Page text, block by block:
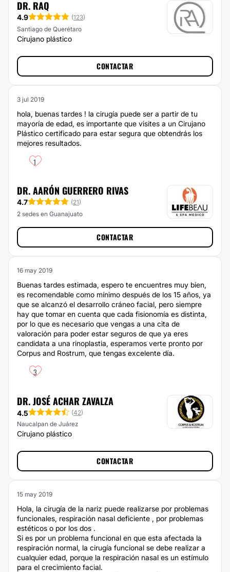
DR. RAQ
4.9 (123)
Santiago de Querétaro
Cirujano plástico
CONTACTAR
3 jul 2019
hola, buenas tardes ! la cirugía puede ser a partir de tu
mayoría de edad, es importante que visites a un Cirujano
Plástico certificado para estar segura que obtendrás los
mejores resultados.
1
DR. AARÓN GUERRERO RIVAS
4.7 (21)
2 sedes en Guanajuato
CONTACTAR
16 may 2019
Buenas tardes estimada, espero te encuentres muy bien,
es recomendable como mínimo después de los 15 años, ya
que se alcanzó el desarrollo cráneo facial, pero siempre
hay que tomar en cuenta que cada fisionomía es distinta,
por lo que es necesario que vengas a una cita de
valoración para poder estar seguros de que ya eres
candidata a una rinoplastia, esperamos verte pronto por
Corpus and Rostrum, que tengas excelente día.
3
DR. JOSÉ ACHAR ZAVALZA
4.5 (42)
Naucalpan de Juárez
Cirujano plástico
CONTACTAR
15 may 2019
Hola, la cirugía de la nariz puede realizarse por problemas
funcionales, respiración nasal deficiente , por problemas
estéticos o por los dos .
Si es por un problema funcional en que esta afectada la
respiración normal, la cirugía funcional se debe realizar a
cualquier edad, porque la respiración nasal es un estímulo
para el crecimiento facial.